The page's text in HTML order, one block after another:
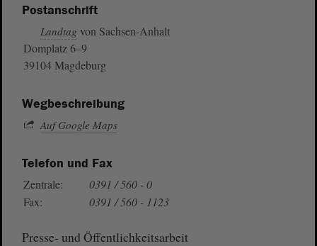
Postanschrift
Landtag von Sachsen-Anhalt
Domplatz 6–9
39104 Magdeburg
Wegbeschreibung
Auf Google Maps
Telefon und Fax
Zentrale:
0391 / 560 - 0
Fax:
0391 / 560 - 1123
Presse- und Öffentlichkeitsarbeit